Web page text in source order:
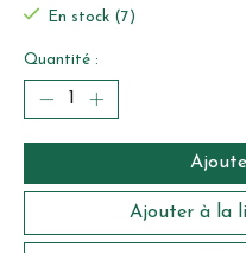
En stock (7)
Quantité :
Ajouter à la